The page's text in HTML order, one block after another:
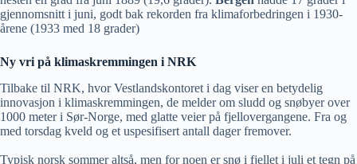
gjennomsnitt i juni, godt bak rekorden fra klimaforbedringen i 1930-
årene (1933 med 18 grader)
Ny vri på klimaskremmingen i NRK
Tilbake til NRK, hvor Vestlandskontoret i dag viser en betydelig
innovasjon i klimaskremmingen, de melder om sludd og snøbyer over
1000 meter i Sør-Norge, med glatte veier på fjellovergangene. Fra og
med torsdag kveld og et uspesifisert antall dager fremover.
Typisk norsk sommer altså, men for noen er snø i fjellet i juli et tegn på